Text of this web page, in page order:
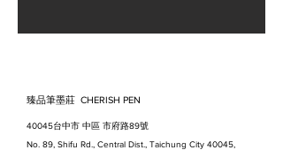
臻品筆墨莊 CHERISH PEN
40045台中市 中區 市府路89號
No. 89, Shifu Rd., Central Dist., Taichung City 40045,